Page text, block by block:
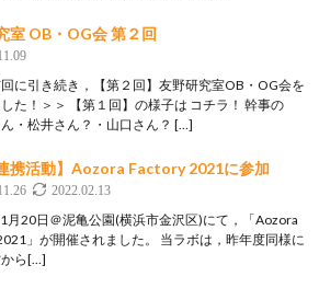
室 OB・OG会 第２回
に引き続き，【第２回】友野研究室OB・OG会を
た！＞＞ 【第１回】の様子は コチラ！ 幹事の
・松井さん？・山口さん？ […]
携活動】Aozora Factory 2021に参加
2022.02.13
月20日＠泥亀公園(横浜市金沢区)にて，「Aozora
」が開催されました。 当ラボは，昨年度同様に
ら[…]